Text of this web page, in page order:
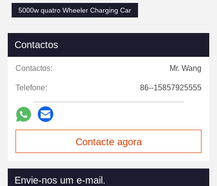
5000w quatro Wheeler Charging Car
Contactos
Contactos: Mr. Wang
Telefone: 86--15857925555
Contacte agora
Envie-nos um e-mail.